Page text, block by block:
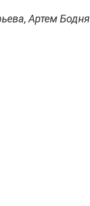
Артем Бодня